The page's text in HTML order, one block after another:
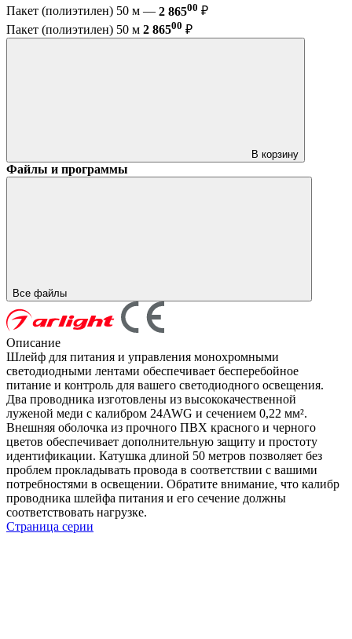
Пакет (полиэтилен) 50 м — 2 86500 ₽
Пакет (полиэтилен) 50 м 2 86500 ₽
В корзину
Файлы и программы
Все файлы
Описание
Шлейф для питания и управления монохромными
светодиодными лентами обеспечивает бесперебойное
питание и контроль для вашего светодиодного освещения.
Два проводника изготовлены из высококачественной
луженой меди с калибром 24AWG и сечением 0,22 мм².
Внешняя оболочка из прочного ПВХ красного и черного
цветов обеспечивает дополнительную защиту и простоту
идентификации. Катушка длиной 50 метров позволяет без
проблем прокладывать провода в соответствии с вашими
потребностями в освещении. Обратите внимание, что калибр
проводника шлейфа питания и его сечение должны
соответствовать нагрузке.
Страница серии